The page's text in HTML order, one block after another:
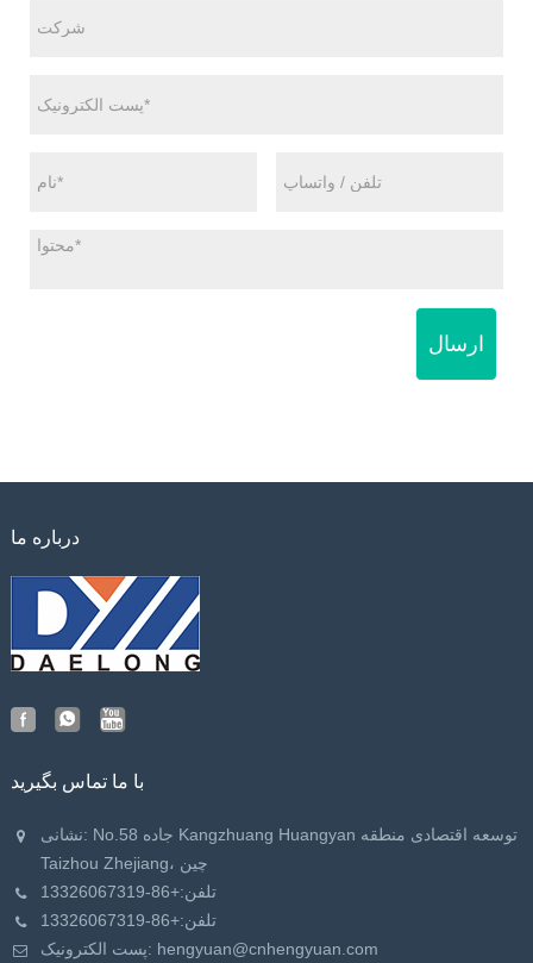
ارسال
درباره ما
با ما تماس بگیرید
نشانی: No.58 جاده Kangzhuang Huangyan توسعه اقتصادی منطقه
Taizhou Zhejiang، چین
تلفن:+86-13326067319
تلفن:+86-13326067319
پست الکترونیک: hengyuan@cnhengyuan.com